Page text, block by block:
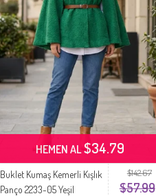
$142.67
$57.99
Buklet Kumaş Kemerli Kışlık
Panço 2233-05 Yeşil
HEMEN AL$34.79